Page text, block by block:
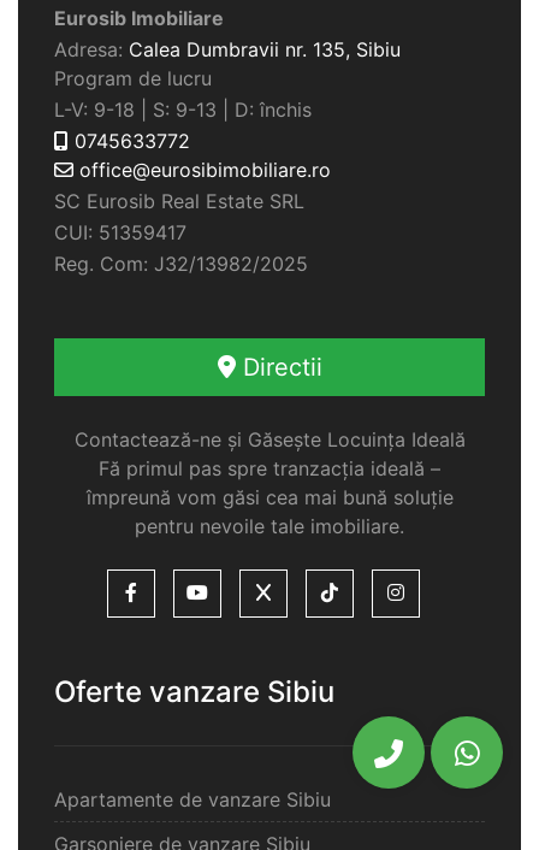
Eurosib Imobiliare
Adresa: Calea Dumbravii nr. 135, Sibiu
Program de lucru
L-V: 9-18 | S: 9-13 | D: închis
0745633772
office@eurosibimobiliare.ro
SC Eurosib Real Estate SRL
CUI: 51359417
Reg. Com: J32/13982/2025
Directii
Contactează-ne și Găsește Locuința Ideală
Fă primul pas spre tranzacția ideală –
împreună vom găsi cea mai bună soluție
pentru nevoile tale imobiliare.
Oferte vanzare Sibiu
Apartamente de vanzare Sibiu
Garsoniere de vanzare Sibiu